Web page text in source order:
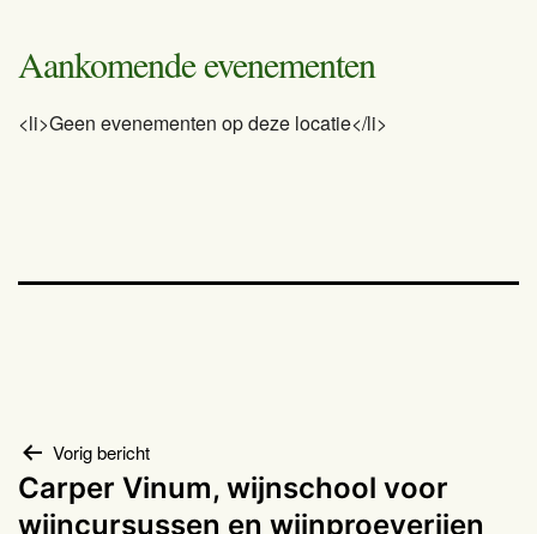
Aankomende evenementen
<li>Geen evenementen op deze locatie</li>
Bericht
navigatie
Vorig bericht
Carper Vinum, wijnschool voor
wijncursussen en wijnproeverijen